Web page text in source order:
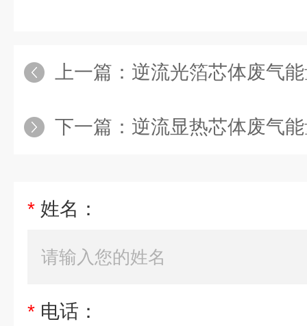
上一篇： 逆流光箔芯体废气
下一篇： 逆流显热芯体废气
* 姓名：
* 电话：